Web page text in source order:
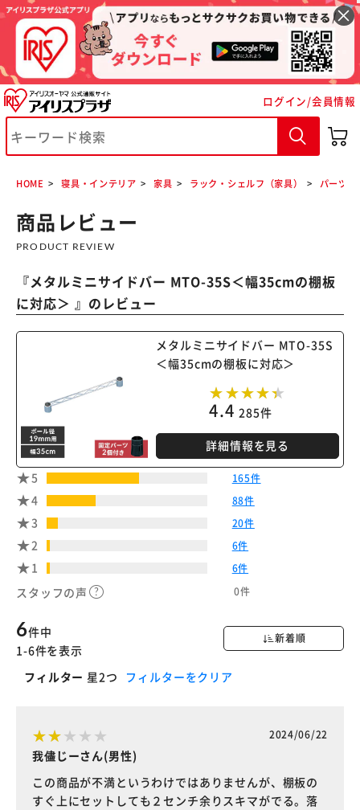
ログイン/会員情報
HOME 寝具・インテリア 家具 ラック・シェルフ（家具） パーツ各
商品レビュー
PRODUCT REVIEW
『メタルミニサイドバー MTO-35S＜幅35cmの棚板
に対応＞ 』のレビュー
メタルミニサイドバー MTO-35S
＜幅35cmの棚板に対応＞
4.4 285件
詳細情報を見る
5 165件
4 88件
3 20件
2 6件
1 6件
スタッフの声 0件
新着順
6件中
1-6件を表示
フィルター 星2つ フィルターをクリア
2024/06/22
我儘じーさん(男性)
この商品が不満というわけではありませんが、棚板の
すぐ上にセットしても２センチ余りスキマがでる。落
カートに入れる